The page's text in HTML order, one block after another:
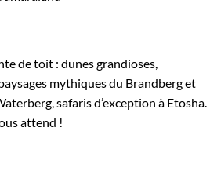
de toit : dunes grandioses,
mythiques du Brandberg et
safaris d’exception à Etosha.
attend !